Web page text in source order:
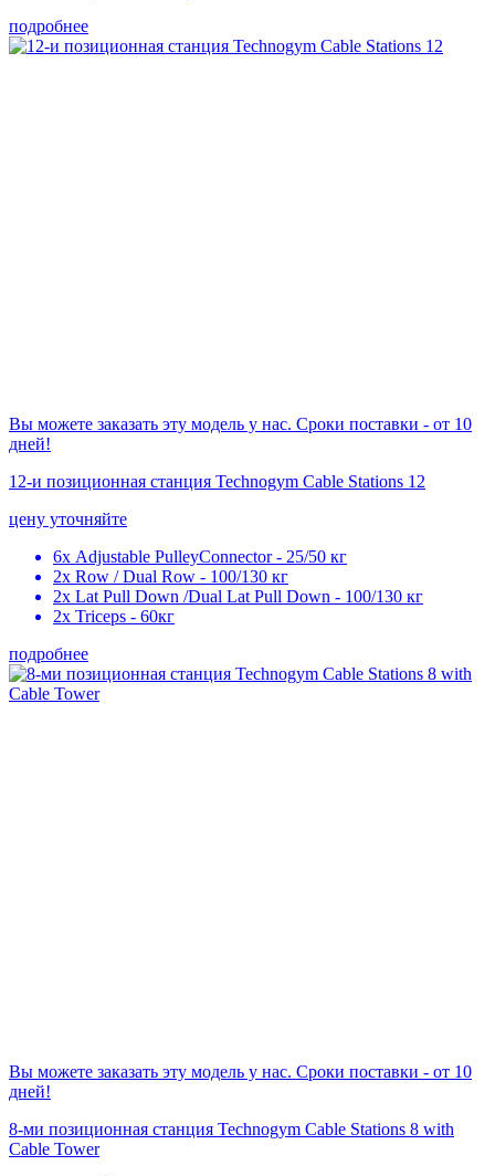
подробнее
Вы можете заказать эту модель у нас. Сроки поставки - от 10
дней!
12-и позиционная станция Technogym Cable Stations 12
цену уточняйте
6х Adjustable PulleyConnector - 25/50 кг
2x Row / Dual Row - 100/130 кг
2х Lat Pull Down /Dual Lat Pull Down - 100/130 кг
2x Triceps - 60кг
подробнее
Вы можете заказать эту модель у нас. Сроки поставки - от 10
дней!
8-ми позиционная станция Technogym Cable Stations 8 with
Cable Tower